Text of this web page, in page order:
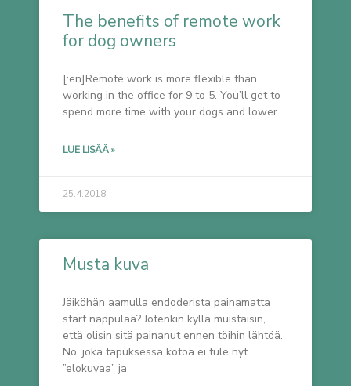
The benefits of remote work
for dog owners
[:en]Remote work is more flexible than
working in the office for 9 to 5. You’ll get to
spend more time with your dogs and lower
LUE LISÄÄ »
25.4.2018
Musta kuva
Jäiköhän aamulla endoderista painamatta
start nappulaa? Jotenkin kyllä muistaisin,
että olisin sitä painanut ennen töihin lähtöä.
No, joka tapuksessa kotoa ei tule nyt
”elokuvaa” ja